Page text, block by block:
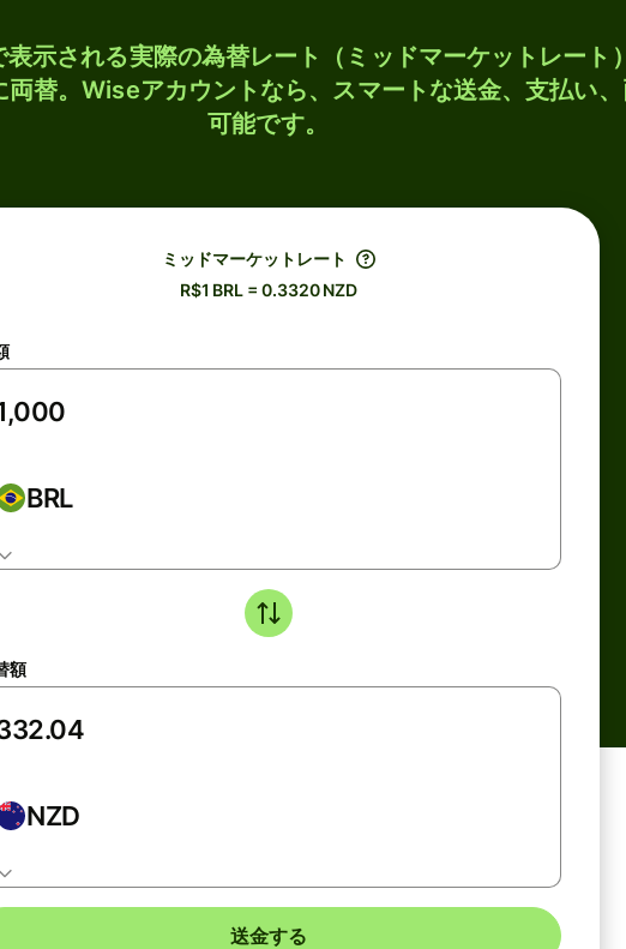
示される実際の為替レート（ミッドマーケットレート
両替。Wiseアカウントなら、スマートな送金、支払い
可能です。
ミッドマーケットレート
R$1 BRL = 0.3320 NZD
BRL
額
NZD
送金する